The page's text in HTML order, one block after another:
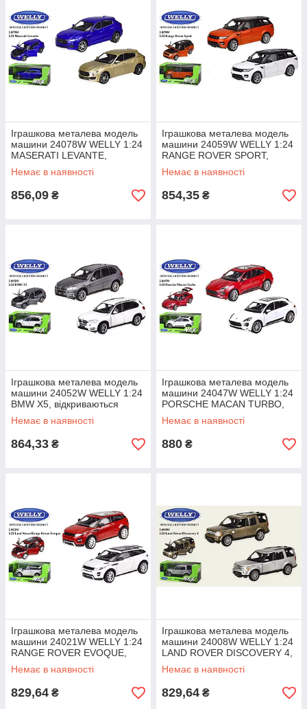
Іграшкова металева модель
машини 24078W WELLY 1:24
MASERATI LEVANTE,
відкриваються двері, капот, 2
кольори,
Немає в наявності
856,09 ₴
Іграшкова металева модель
машини 24059W WELLY 1:24
RANGE ROVER SPORT,
відкриваються двері, капот, 2
кольори,
Немає в наявності
854,35 ₴
Іграшкова металева модель
машини 24052W WELLY 1:24
BMW X5, відкриваються
двері, капот, сірого кольору
Немає в наявності
864,33 ₴
Іграшкова металева модель
машини 24047W WELLY 1:24
PORSCHE MACAN TURBO,
відкриваються двері,
багажник, 2
Немає в наявності
880 ₴
Іграшкова металева модель
машини 24021W WELLY 1:24
RANGE ROVER EVOQUE,
відкриваються двері, капот, 2
Немає в наявності
829,64 ₴
Іграшкова металева модель
машини 24008W WELLY 1:24
LAND ROVER DISCOVERY 4,
відкриваються двері, капот, 2
Немає в наявності
829,64 ₴